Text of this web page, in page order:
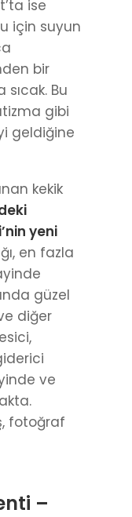
ise
için suyun
bir
Bu
gibi
geldiğine
kekik
yeni
en fazla
güzel
diğer
ve
fotoğraf
–